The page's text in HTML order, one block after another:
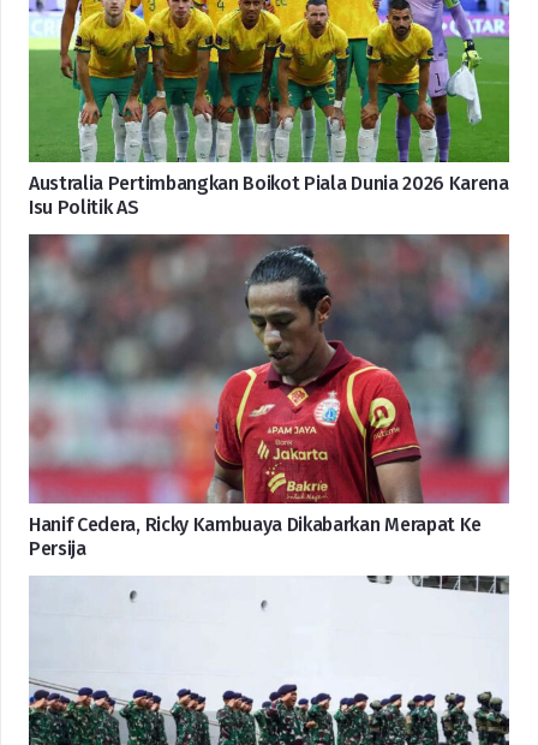
Australia Pertimbangkan Boikot Piala Dunia 2026 Karena
Isu Politik AS
Hanif Cedera, Ricky Kambuaya Dikabarkan Merapat Ke
Persija